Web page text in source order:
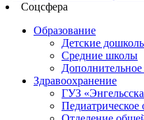
Соцсфера
Образование
Детские
Средние школы
Дополнительное
Здравоохранение
ГУЗ